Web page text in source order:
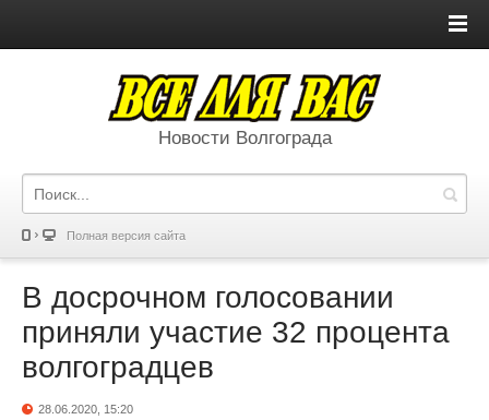
Новости Волгограда
Полная версия сайта
В досрочном голосовании
приняли участие 32 процента
волгоградцев
28.06.2020, 15:20